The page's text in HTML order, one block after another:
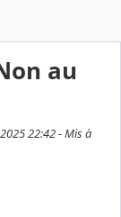
au
22:42 - Mis à